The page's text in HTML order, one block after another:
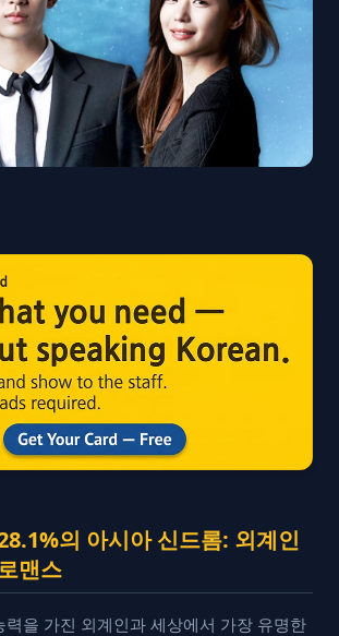
의 아시아 신드롬: 외계인
맨스
력을 가진 외계인과 세상에서 가장 유명한